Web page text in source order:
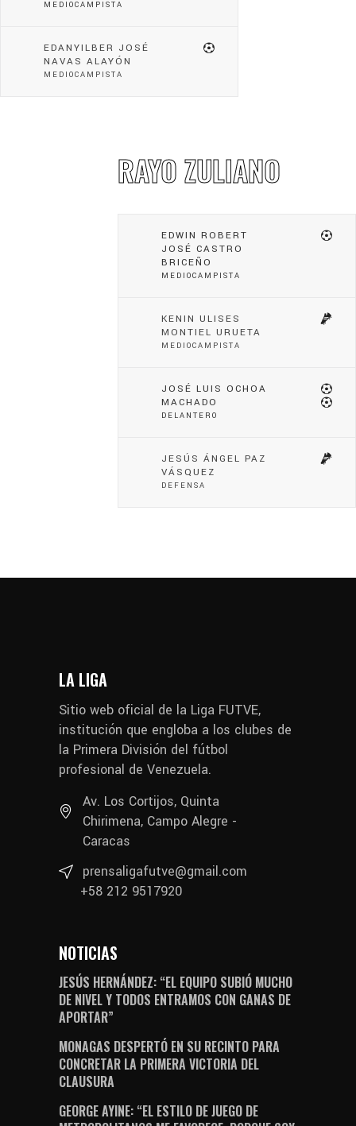
MEDIOCAMPISTA
EDANYILBER JOSÉ
NAVAS ALAYÓN
MEDIOCAMPISTA
RAYO ZULIANO
EDWIN ROBERT
JOSÉ CASTRO
BRICEÑO
MEDIOCAMPISTA
KENIN ULISES
MONTIEL URUETA
MEDIOCAMPISTA
JOSÉ LUIS OCHOA
MACHADO
DELANTERO
JESÚS ÁNGEL PAZ
VÁSQUEZ
DEFENSA
LA LIGA
Sitio web oficial de la Liga FUTVE,
institución que engloba a los clubes de
la Primera División del fútbol
profesional de Venezuela.
Av. Los Cortijos, Quinta
Chirimena, Campo Alegre -
Caracas
prensaligafutve@gmail.com
+58 212 9517920
NOTICIAS
JESÚS HERNÁNDEZ: “EL EQUIPO SUBIÓ MUCHO
DE NIVEL Y TODOS ENTRAMOS CON GANAS DE
APORTAR”
MONAGAS DESPERTÓ EN SU RECINTO PARA
CONCRETAR LA PRIMERA VICTORIA DEL
CLAUSURA
GEORGE AYINE: “EL ESTILO DE JUEGO DE